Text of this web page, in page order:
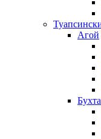
Агой